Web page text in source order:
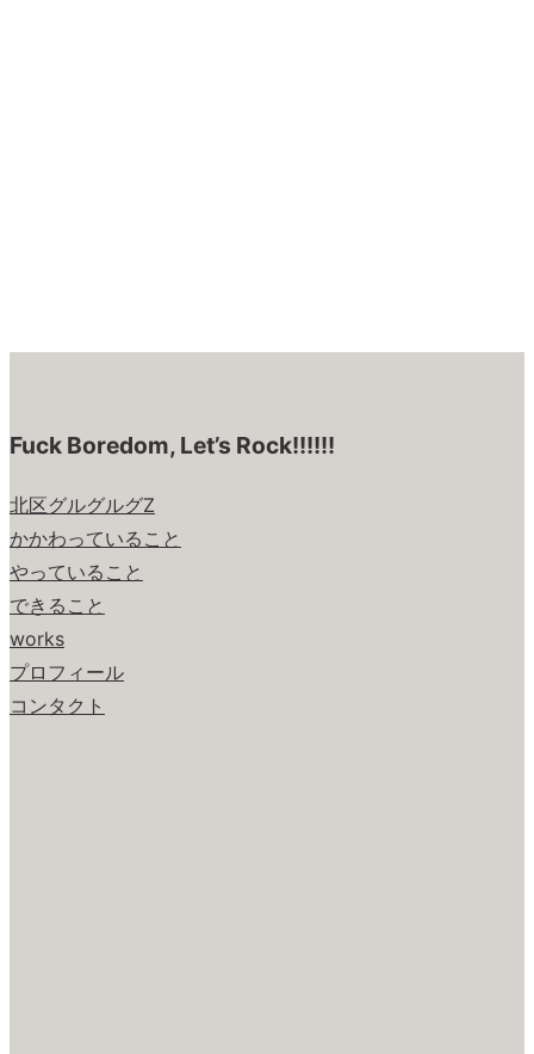
Fuck Boredom, Let’s Rock!!!!!!
北区グルグルグZ
かかわっていること
やっていること
できること
works
プロフィール
コンタクト